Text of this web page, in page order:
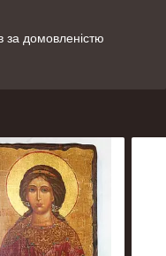
за домовленістю